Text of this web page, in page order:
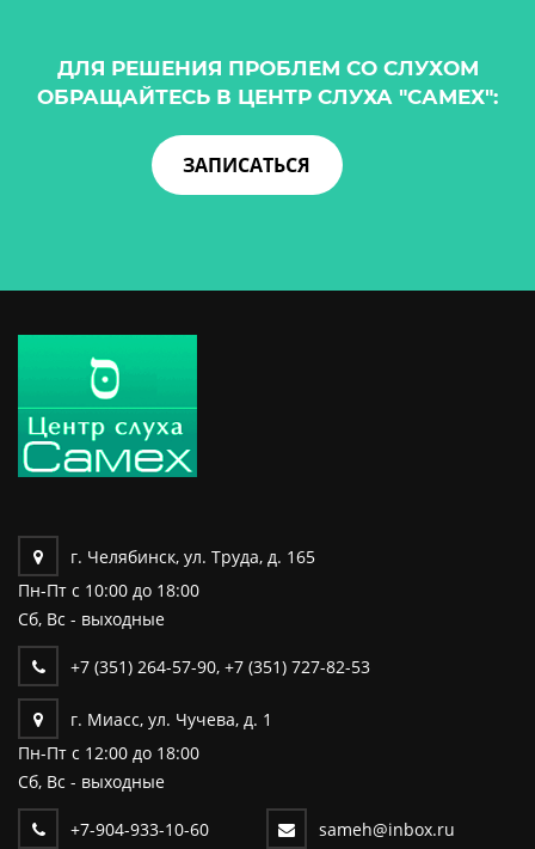
ДЛЯ РЕШЕНИЯ ПРОБЛЕМ СО СЛУХОМ
ОБРАЩАЙТЕСЬ В ЦЕНТР СЛУХА "САМЕХ":
ЗАПИСАТЬСЯ
г. Челябинск, ул. Труда, д. 165
Пн-Пт c 10:00 до 18:00
Сб, Вс - выходные
+7 (351) 264-57-90, +7 (351) 727-82-53
г. Миасс, ул. Чучева, д. 1
Пн-Пт c 12:00 до 18:00
Сб, Вс - выходные
+7-904-933-10-60 sameh@inbox.ru